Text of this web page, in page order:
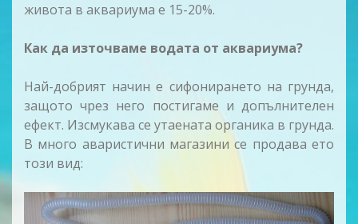
живота в аквариума е 15-20%.
Как да източваме водата от аквариума?
Най-добрият начин е сифонирането на грунда,
защото чрез него постигаме и допълнителен
ефект. Изсмукава се утаената органика в грунда.
В много аваристични магазини се продава ето
този вид: